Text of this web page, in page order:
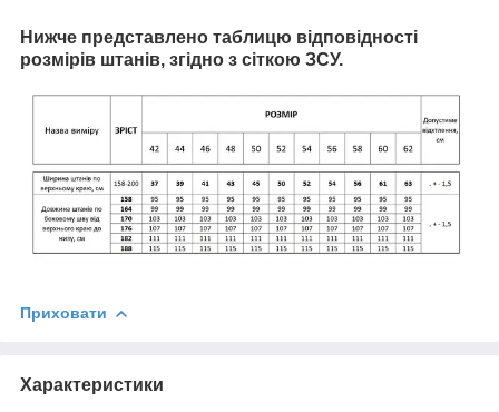
Нижче представлено таблицю відповідності
розмірів штанів, згідно з сіткою ЗСУ.
Приховати
Характеристики